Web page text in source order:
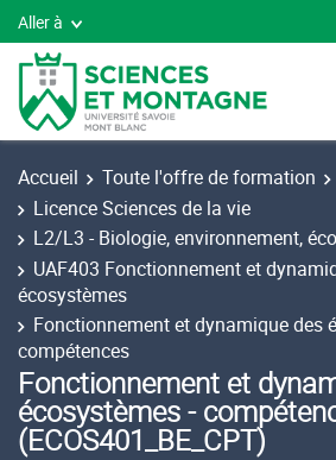
Aller à
Accueil Toute l'offre de formation
Licence Sciences de la vie
L2/L3 - Biologie, environnement,
UAF403 Fonctionnement et
écosystèmes
Fonctionnement et dynamique des
compétences
Fonctionnement et
écosystèmes -
(ECOS401_BE_CPT)